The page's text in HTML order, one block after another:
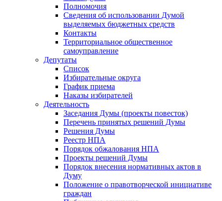
Полномочия
Сведения об использовании Думой
выделяемых бюджетных средств
Контакты
Территориальное общественное
самоуправление
Депутаты
Список
Избирательные округа
График приема
Наказы избирателей
Деятельность
Заседания Думы (проекты повесток)
Перечень принятых решений Думы
Решения Думы
Реестр НПА
Порядок обжалования НПА
Проекты решений Думы
Порядок внесения нормативных актов в
Думу
Положение о правотворческой инициативе
граждан